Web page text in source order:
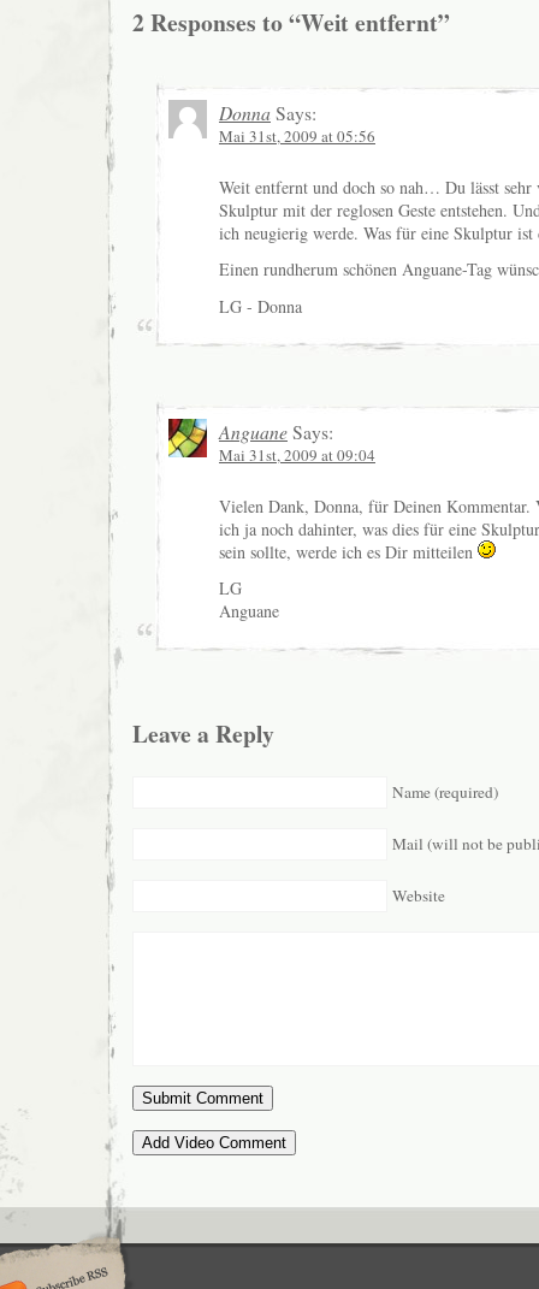
2 Responses to “Weit entfernt”
Donna Says:
Mai 31st, 2009 at 05:56
Weit entfernt und doch so nah… Du lässt sehr
Skulptur mit der reglosen Geste entstehen.
ich neugierig werde. Was für eine Skulptur ist
Einen rundherum schönen Anguane-Tag
LG - Donna
Anguane Says:
Mai 31st, 2009 at 09:04
Vielen Dank, Donna, für Deinen
ich ja noch dahinter, was dies für eine
sein sollte, werde ich es Dir mitteilen
LG
Anguane
Leave a Reply
Name (required)
Mail (will not be
Website